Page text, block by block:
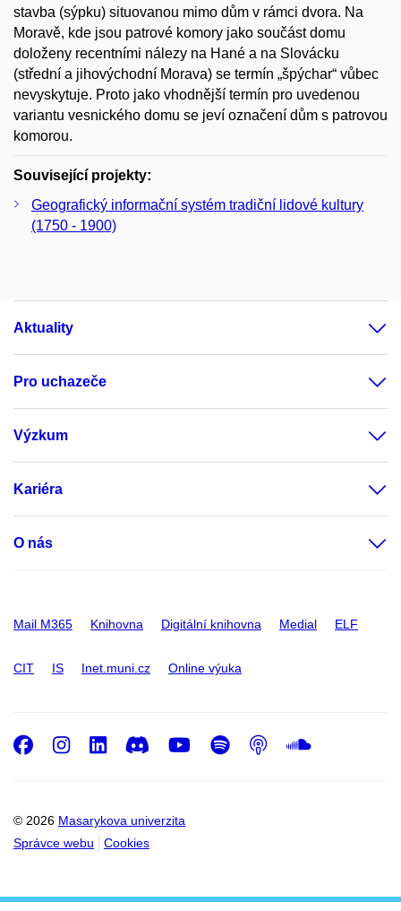
stavba (sýpku) situovanou mimo dům v rámci dvora. Na
Moravě, kde jsou patrové komory jako součást domu
doloženy recentními nálezy na Hané a na Slovácku
(střední a jihovýchodní Morava) se termín „špýchar“ vůbec
nevyskytuje. Proto jako vhodnější termín pro uvedenou
variantu vesnického domu se jeví označení dům s patrovou
komorou.
Související projekty:
Geografický informační systém tradiční lidové kultury
(1750 - 1900)
Aktuality
Pro uchazeče
Výzkum
Kariéra
O nás
Mail M365 Knihovna Digitální knihovna Medial ELF
CIT IS Inet.muni.cz Online výuka
© 2026 Masarykova univerzita
Správce webu
Cookies
Facebook
Instagram
LinkedIn
DiscordYoutube
Spotify
Podcast